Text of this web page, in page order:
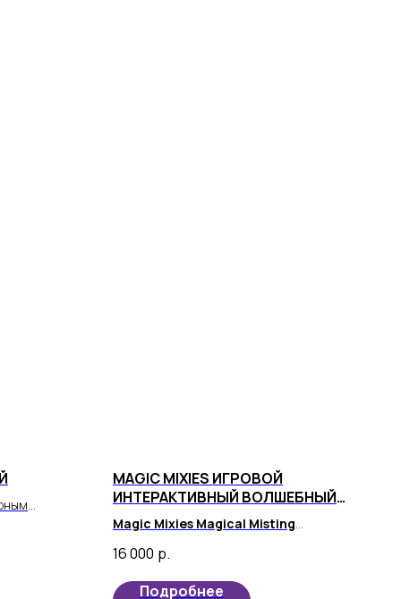
в
MAGIC MIXIES ИГРОВОЙ
ИНТЕРАКТИВНЫЙ ВОЛШЕБНЫЙ
НАБОР, БОЛЬШОЙ
Magic Mixies Magical Misting
игрушка, которая привнесет радость и
веселье в жизнь вашего малыша.
16 000 р.
Подробнее